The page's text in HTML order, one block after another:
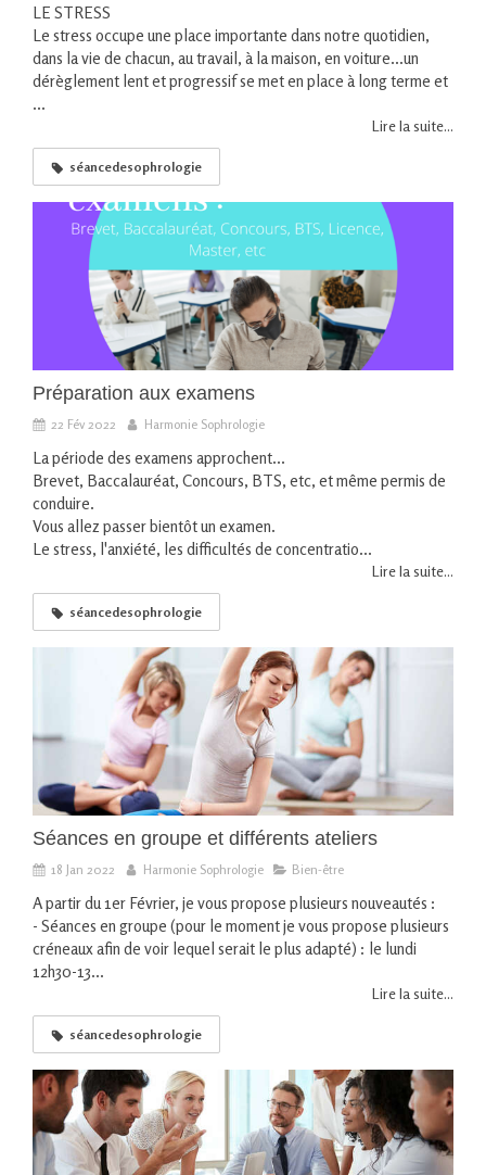
LE STRESS
Le stress occupe une place importante dans notre quotidien,
dans la vie de chacun, au travail, à la maison, en voiture...un
dérèglement lent et progressif se met en place à long terme et
...
Lire la suite...
séancedesophrologie
Préparation aux examens
22 Fév 2022 Harmonie Sophrologie
La période des examens approchent...
Brevet, Baccalauréat, Concours, BTS, etc, et même permis de
conduire.
Vous allez passer bientôt un examen.
Le stress, l'anxiété, les difficultés de concentratio...
Lire la suite...
séancedesophrologie
Séances en groupe et différents ateliers
18 Jan 2022 Harmonie Sophrologie Bien-être
A partir du 1er Février, je vous propose plusieurs nouveautés :
- Séances en groupe (pour le moment je vous propose plusieurs
créneaux afin de voir lequel serait le plus adapté) : le lundi
12h30-13...
Lire la suite...
séancedesophrologie